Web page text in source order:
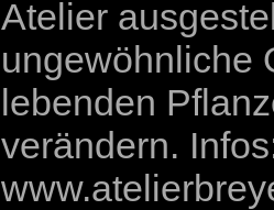
Atelier
ungewöhnliche
lebenden
verändern.